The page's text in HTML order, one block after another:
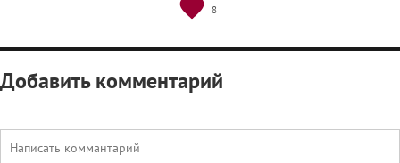
8
Добавить комментарий